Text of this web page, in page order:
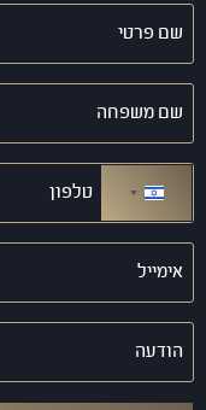
שם
פרטי
שם
משפחה
טלפון
(חובה)
ישראל +972
אימייל
(חובה)
הודעה